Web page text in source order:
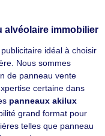
alvéolaire immobilier
idéal à choisir
Nous sommes
de panneau vente
certaine dans
panneaux akilux
grand format pour
telles que panneau